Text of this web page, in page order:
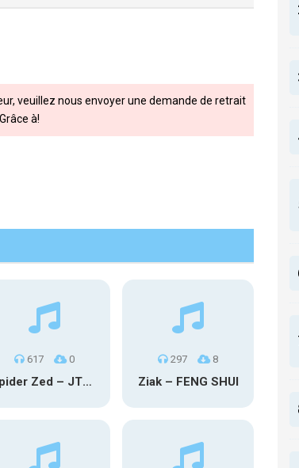
veuillez nous envoyer une demande de retrait
. Grâce à!
617 0
Spider Zed – JTM OU TG
297 8
Ziak – FENG SHUI